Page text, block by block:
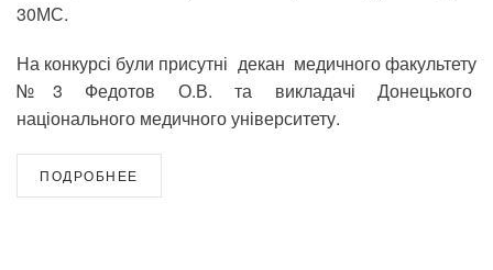
30МС.
На конкурсі були присутні декан медичного факультету
№3 Федотов О.В. та викладачі Донецького
національного медичного університету.
ПОДРОБНЕЕ